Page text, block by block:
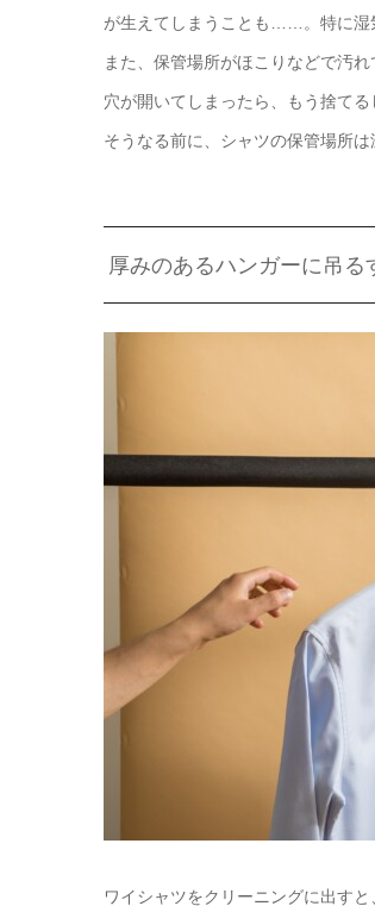
が生えてしまうことも……。特に湿
また、保管場所がほこりなどで汚
穴が開いてしまったら、もう捨てる
そうなる前に、シャツの保管場所
厚みのあるハンガーに吊る
ワイシャツをクリーニングに出す